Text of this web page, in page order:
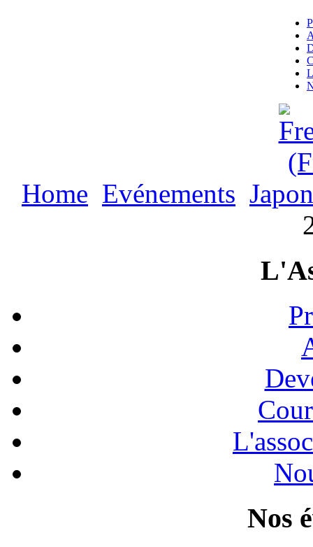
Home Evénements
Nos